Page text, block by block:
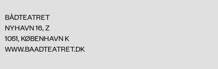
BÅDTEATRET
NYHAVN 16, Z
1051, KØBENHAVN K
WWW.BAADTEATRET.DK